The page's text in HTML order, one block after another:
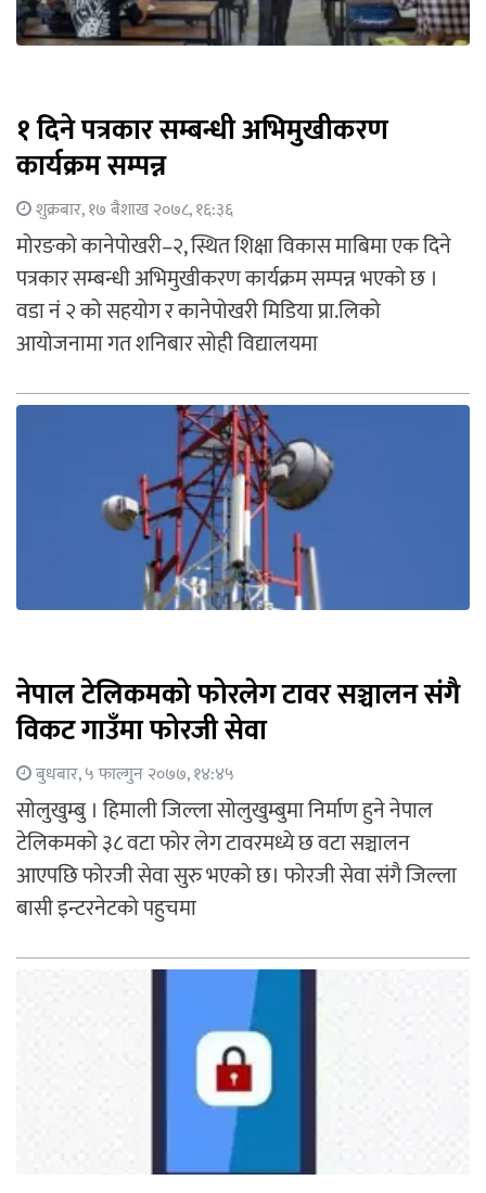
१ दिने पत्रकार सम्बन्धी अभिमुखीकरण
कार्यक्रम सम्पन्न
शुक्रबार, १७ बैशाख २०७८, १६:३६
मोरङको कानेपोखरी–२, स्थित शिक्षा विकास माबिमा एक दिने
पत्रकार सम्बन्धी अभिमुखीकरण कार्यक्रम सम्पन्न भएको छ ।
वडा नं २ को सहयोग र कानेपोखरी मिडिया प्रा.लिको
आयोजनामा गत शनिबार सोही विद्यालयमा
नेपाल टेलिकमको फोरलेग टावर सञ्चालन संगै
विकट गाउँमा फोरजी सेवा
बुधबार, ५ फाल्गुन २०७७, १४:४५
सोलुखुम्बु । हिमाली जिल्ला सोलुखुम्बुमा निर्माण हुने नेपाल
टेलिकमको ३८ वटा फोर लेग टावरमध्ये छ वटा सञ्चालन
आएपछि फोरजी सेवा सुरु भएको छ। फोरजी सेवा संगै जिल्ला
बासी इन्टरनेटको पहुचमा